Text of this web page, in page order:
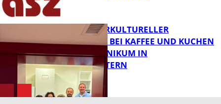
FB News
FB News
NEUER INTERKULTURELLER
TREFFPUNKT BEI KAFFEE UND KUCHEN
IM PFALZKLINIKUM IN
KAISERSLAUTERN